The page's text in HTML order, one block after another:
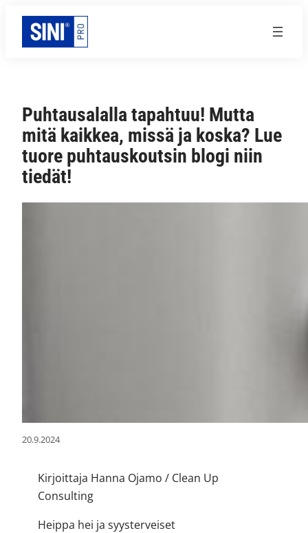
Siirry
sisältöön
Puhtausalalla tapahtuu! Mutta
mitä kaikkea, missä ja koska? Lue
tuore puhtauskoutsin blogi niin
tiedät!
20.9.2024
Kirjoittaja Hanna Ojamo / Clean Up
Consulting
Heippa hei ja syysterveiset